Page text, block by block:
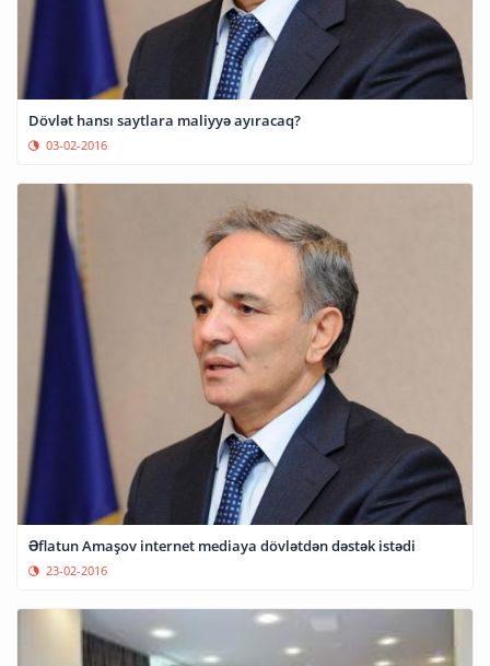
Dövlət hansı saytlara maliyyə ayıracaq?
03-02-2016
Əflatun Amaşov internet mediaya dövlətdən dəstək istədi
23-02-2016